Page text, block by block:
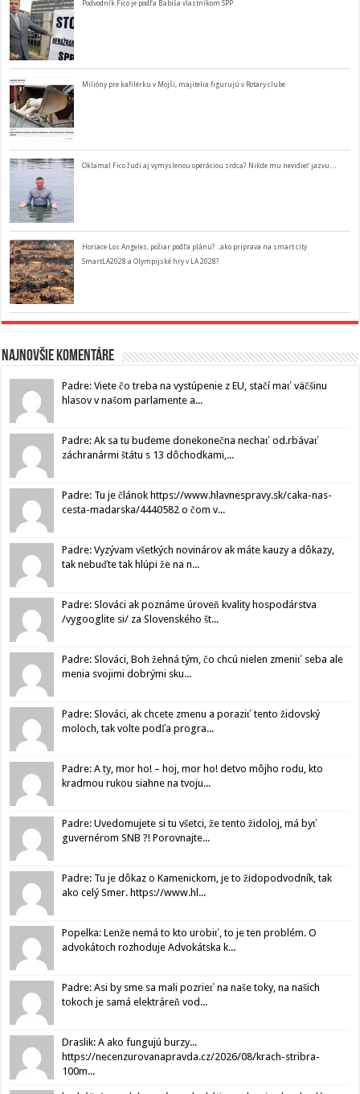
Podvodník Fico je podľa Babiša vlastníkom SPP
Milióny pre kafilérku v Mojši, majitelia figurujú v Rotary clube
Oklamal Fico ľudí aj vymyslenou operáciou srdca? Nikde mu nevidieť jazvu…
Horiace Los Angeles, požiar podľa plánu? ..ako príprava na smart city
SmartLA2028 a Olympijské hry v LA 2028?
Najnovšie komentáre
Padre: Viete čo treba na vystúpenie z EU, stačí mať väčšinu
hlasov v našom parlamente a...
Padre: Ak sa tu budeme donekonečna nechať od.rbávať
záchranármi štátu s 13 dôchodkami,...
Padre: Tu je článok https://www.hlavnespravy.sk/caka-nas-
cesta-madarska/4440582 o čom v...
Padre: Vyzývam všetkých novinárov ak máte kauzy a dôkazy,
tak nebuďte tak hlúpi že na n...
Padre: Slováci ak poznáme úroveň kvality hospodárstva
/vygooglite si/ za Slovenského št...
Padre: Slováci, Boh žehná tým, čo chcú nielen zmeniť seba ale
menia svojimi dobrými sku...
Padre: Slováci, ak chcete zmenu a poraziť tento židovský
moloch, tak volte podľa progra...
Padre: A ty, mor ho! – hoj, mor ho! detvo môjho rodu, kto
kradmou rukou siahne na tvoju...
Padre: Uvedomujete si tu všetci, že tento židoloj, má byť
guvernérom SNB ?! Porovnajte...
Padre: Tu je dôkaz o Kamenickom, je to židopodvodník, tak
ako celý Smer. https://www.hl...
Popelka: Lenže nemá to kto urobiť, to je ten problém. O
advokátoch rozhoduje Advokátska k...
Padre: Asi by sme sa mali pozrieť na naše toky, na našich
tokoch je samá elektráreň vod...
Draslik: A ako fungujú burzy...
https://necenzurovanapravda.cz/2026/08/krach-stribra-
100m...